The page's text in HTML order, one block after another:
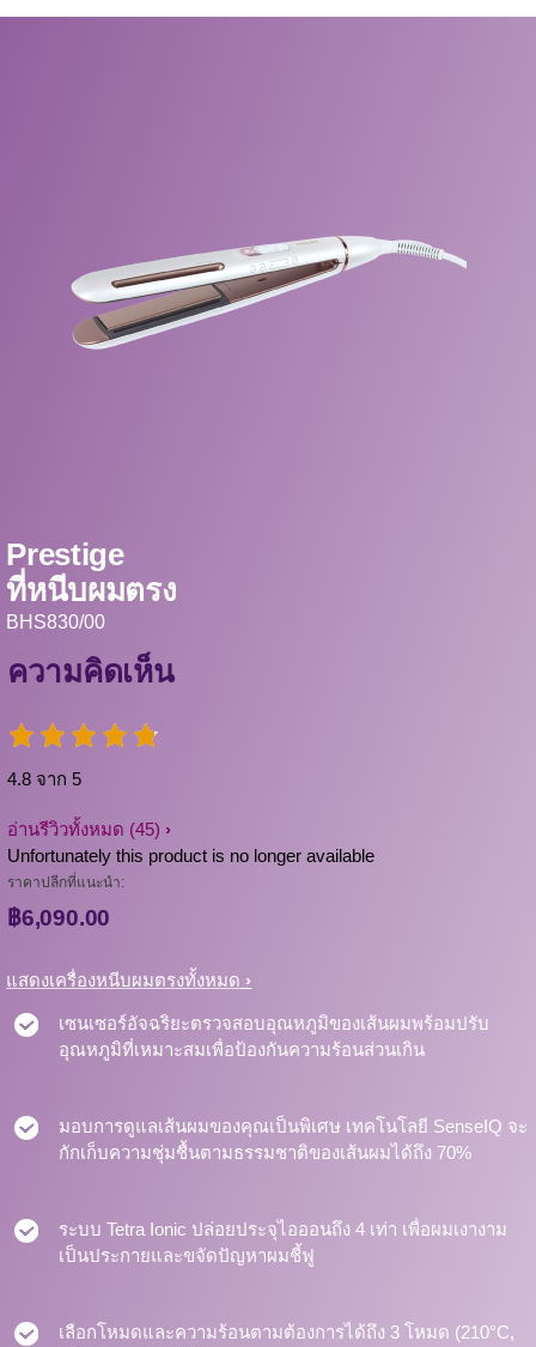
Prestige
ที่หนีบผมตรง
BHS830/00
ความคิดเห็น
4.8 จาก 5
อ่านรีวิวทั้งหมด (45)
Unfortunately this product is no longer available
ราคาปลีกที่แนะนำ:
฿6,090.00
แสดงเครื่องหนีบผมตรงทั้งหมด
เซนเซอร์อัจฉริยะตรวจสอบอุณหภูมิของเส้นผมพร้อมปรับ
อุณหภูมิที่เหมาะสมเพื่อป้องกันความร้อนส่วนเกิน
มอบการดูแลเส้นผมของคุณเป็นพิเศษ เทคโนโลยี SenseIQ จะ
กักเก็บความชุ่มชื้นตามธรรมชาติของเส้นผมได้ถึง 70%
ระบบ Tetra Ionic ปล่อยประจุไอออนถึง 4 เท่า เพื่อผมเงางาม
เป็นประกายและขจัดปัญหาผมชี้ฟู
เลือกโหมดและความร้อนตามต้องการได้ถึง 3 โหมด (210°C,